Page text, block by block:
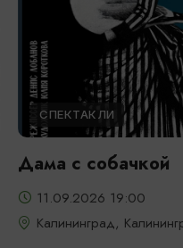
СПЕКТАКЛИ
Дама с собачкой
11.09.2026 19:00
Калининград,